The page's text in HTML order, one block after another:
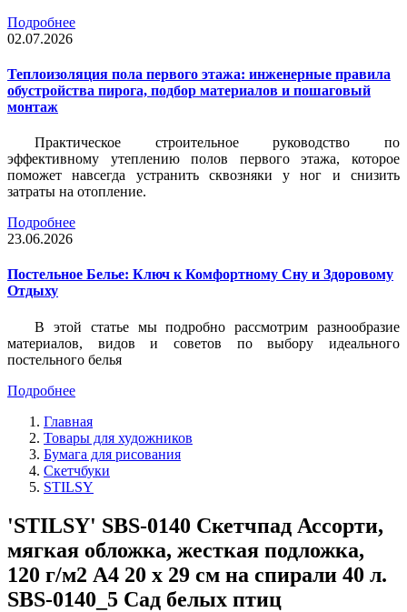
Подробнее
02.07.2026
Теплоизоляция пола первого этажа: инженерные правила
обустройства пирога, подбор материалов и пошаговый
монтаж
Практическое строительное руководство по
эффективному утеплению полов первого этажа, которое
поможет навсегда устранить сквозняки у ног и снизить
затраты на отопление.
Подробнее
23.06.2026
Постельное Белье: Ключ к Комфортному Сну и Здоровому
Отдыху
В этой статье мы подробно рассмотрим разнообразие
материалов, видов и советов по выбору идеального
постельного белья
Подробнее
Главная
Товары для художников
Бумага для рисования
Скетчбуки
STILSY
'STILSY' SBS-0140 Скетчпад Ассорти,
мягкая обложка, жесткая подложка,
120 г/м2 A4 20 х 29 см на спирали 40 л.
SBS-0140_5 Сад белых птиц